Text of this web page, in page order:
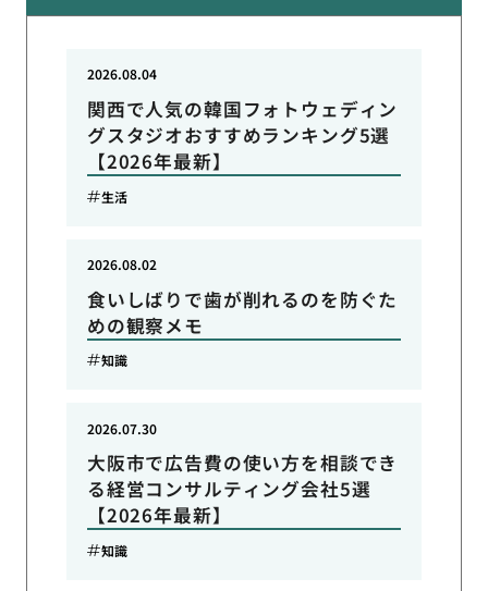
関西で人気の韓国フォトウェディン
グスタジオおすすめランキング5選
【2026年最新】
2026.08.04
生活
食いしばりで歯が削れるのを防ぐた
めの観察メモ
2026.08.02
知識
大阪市で広告費の使い方を相談でき
る経営コンサルティング会社5選
【2026年最新】
2026.07.30
知識